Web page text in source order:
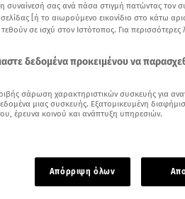
στα αποτελέσματα αναζήτησης
του 43χρονου Σπύρου, ο οποίος
Δευτέρας 28 Απριλίουκι
συναίνεσή σας ανά πάσα στιγμή πατώντας τον
[ή το αιωρούμενο εικονίδιο στο κάτω
σε ισχύ στον Ιστότοπος. Για περισσότερες
δεδομένα προκειμένου να
σάρωση χαρακτηριστικών συσκευής για
μιας συσκευής. Εξατομικευμένη
έρευνα κοινού και ανάπτυξη υπηρεσιών.
Απόρριψη όλων